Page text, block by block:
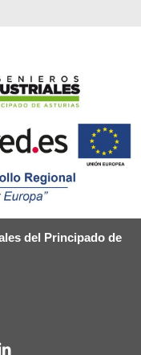
del Principado de